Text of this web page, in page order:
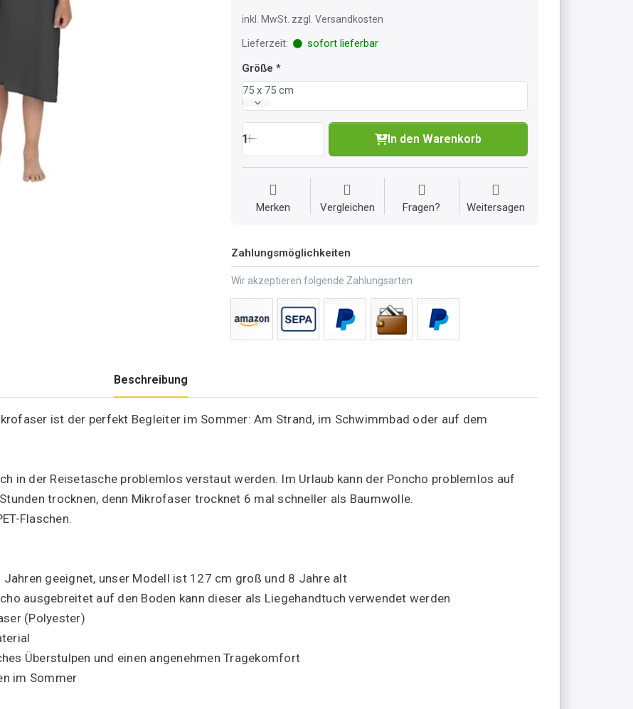
inkl. MwSt. zzgl. Versandkosten
Lieferzeit:
sofort lieferbar
Größe
75 x 75 cm
1 In den Warenkorb
Merken Vergleichen Fragen? Weitersagen
Zahlungsmöglichkeiten
Wir akzeptieren folgende Zahlungsarten
Beschreibung
ist der perfekt Begleiter im Sommer: Am Strand, im Schwimmbad oder auf dem
in der Reisetasche problemlos verstaut werden. Im Urlaub kann der Poncho problemlos auf
trocknen, denn Mikrofaser trocknet 6 mal schneller als Baumwolle.
Flaschen.
Jahren geeignet, unser Modell ist 127 cm groß und 8 Jahre alt
ausgebreitet auf den Boden kann dieser als Liegehandtuch verwendet werden
(Polyester)
Überstulpen und einen angenehmen Tragekomfort
im Sommer